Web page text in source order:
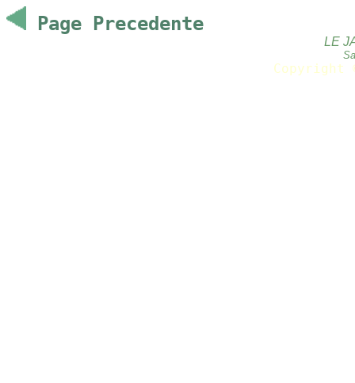
Page Precedente
LE
Copyright